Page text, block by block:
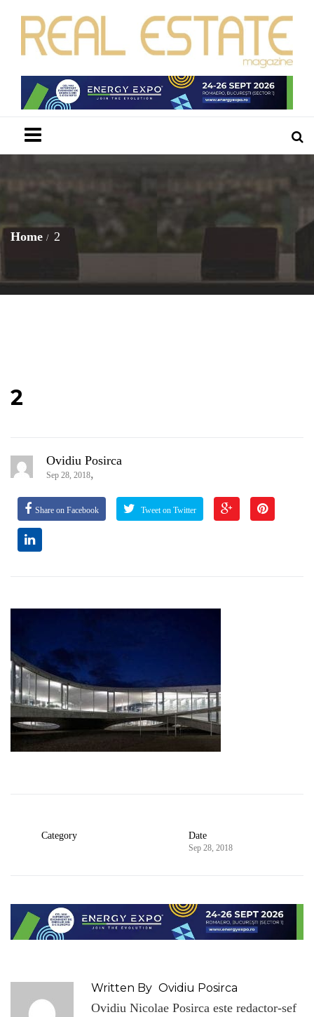
Home 2
2
Ovidiu Posirca
Sep 28, 2018,
Share on Facebook Tweet on Twitter
Category Date
Sep 28, 2018
Written By Ovidiu Posirca
Ovidiu Nicolae Posirca este redactor-sef